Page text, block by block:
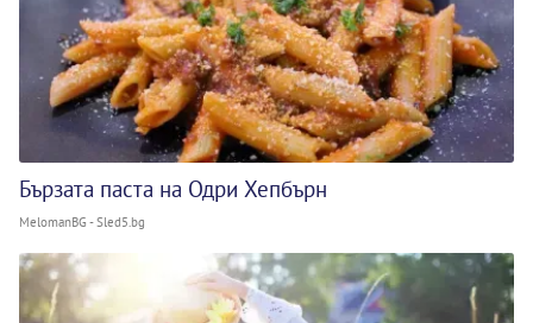
Бързата паста на Одри Хепбърн
MelomanBG - Sled5.bg